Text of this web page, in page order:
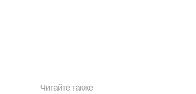
Читайте также